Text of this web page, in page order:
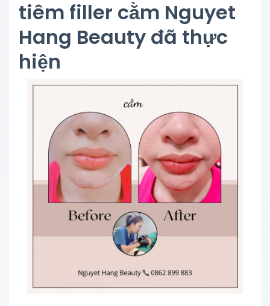
tiêm filler cằm Nguyet
Hang Beauty đã thực
hiện